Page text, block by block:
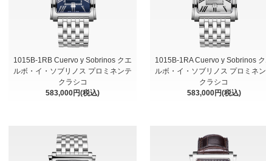
1015B-1RB Cuervo y Sobrinos クエ
ルボ・イ・ソブリノス プロミネンテ
クラシコ
583,000円(税込)
1015B-1RA Cuervo y Sobrinos
ルボ・イ・ソブリノス プロミネ
クラシコ
583,000円(税込)